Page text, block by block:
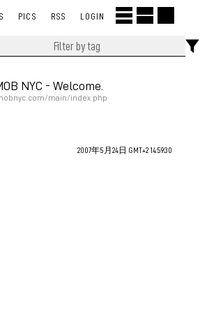
PICS RSS LOGIN
NYC - Welcome.
main/index.php
2007年5月24日 GMT+2 14:59:30